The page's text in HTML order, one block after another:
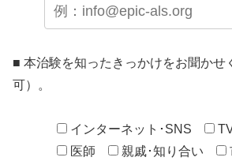
■ 本治験を知ったきっかけをお聞かせ
可）。
インターネット･SNS
医師
親戚･知り合い